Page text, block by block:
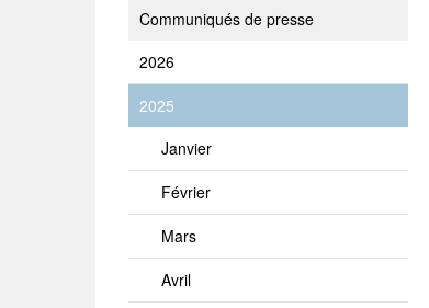
Communiqués de presse
2026
2025
Janvier
Février
Mars
Avril